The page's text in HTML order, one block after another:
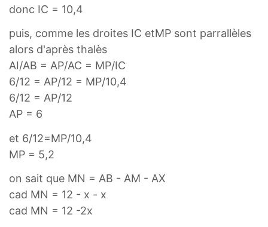
donc IC = 10,4
puis, comme les droites IC etMP sont parrallèles
alors d'après thalès
AI/AB = AP/AC = MP/IC
6/12 = AP/12 = MP/10,4
6/12 = AP/12
AP = 6
et 6/12=MP/10,4
MP = 5,2
on sait que MN = AB - AM - AX
cad MN = 12 - x - x
cad MN = 12 -2x